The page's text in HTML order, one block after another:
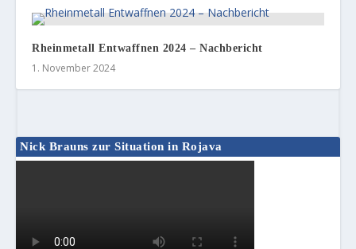
Rheinmetall Entwaffnen 2024 – Nachbericht
1. November 2024
Nick Brauns zur Situation in Rojava